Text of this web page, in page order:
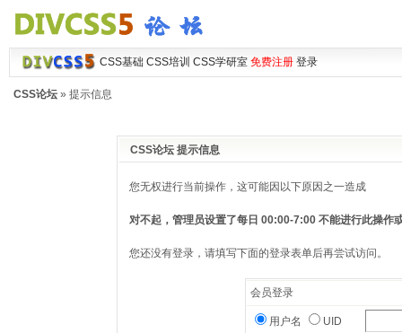
CSS基础 CSS培训 CSS学研室 免费注册 登录
CSS论坛» 提示信息
CSS论坛 提示信息
您无权进行当前操作，这可能因以下原因之一造成
对不起，管理员设置了每日 00:00-7:00 不能进行此操作
您还没有登录，请填写下面的登录表单后再尝试访问。
会员登录
用户名 UID